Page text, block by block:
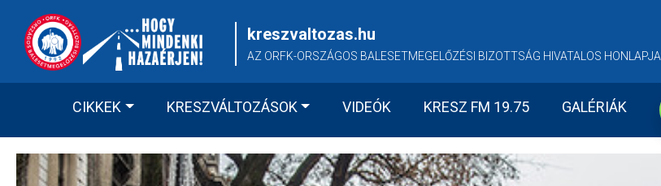
content
kreszvaltozas.hu
AZ ORFK-ORSZÁGOS BALESETMEGELŐZÉSI BIZOTTSÁG HIVATALOS HONLAPJA
CIKKEK KRESZVÁLTOZÁSOK VIDEÓK KRESZ FM 19.75 GALÉRIÁK